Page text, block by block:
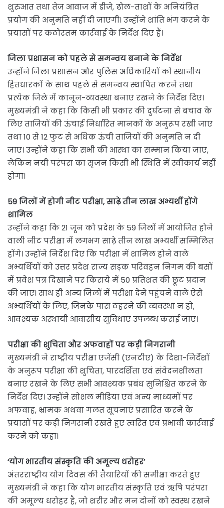
शुरुआत तथा तेज आवाज में डीजे, ढोल-ताशों के अनियंत्रित
प्रयोग की अनुमति नहीं दी जाएगी। उन्होंने शांति भंग करने के
प्रयासों पर कठोरतम कार्रवाई के निर्देश दिए हैं।
जिला प्रशासन को पहले से समन्वय बनाने के निर्देश
उन्होंने जिला प्रशासन और पुलिस अधिकारियों को स्थानीय
हितधारकों के साथ पहले से समन्वय स्थापित करने तथा
प्रत्येक जिले में कानून-व्यवस्था बनाए रखने के निर्देश दिए।
मुख्यमंत्री ने कहा कि किसी भी प्रकार की दुर्घटना से बचाव के
लिए ताजियों की ऊंचाई निर्धारित मानकों के अनुरूप रखी जाए
तथा 10 से 12 फुट से अधिक ऊंची ताजियों की अनुमति न दी
जाए। उन्होंने कहा कि सभी की आस्था का सम्मान किया जाए,
लेकिन नयी परंपरा का सृजन किसी भी स्थिति में स्वीकार्य नहीं
होगा।
59 जिलों में होगी नीट परीक्षा, साढ़े तीन लाख अभ्यर्थी होंगे
शामिल
उन्होंने कहा कि 21 जून को प्रदेश के 59 जिलों में आयोजित होने
वाली नीट परीक्षा में लगभग साढ़े तीन लाख अभ्यर्थी सम्मिलित
होंगे। उन्होंने निर्देश दिए कि परीक्षा में शामिल होने वाले
अभ्यर्थियों को उत्तर प्रदेश राज्य सड़क परिवहन निगम की बसों
में प्रवेश पत्र दिखाने पर किराये में 50 प्रतिशत की छूट प्रदान
की जाए। साथ ही अन्य जिलों में परीक्षा देने पहुंचने वाले ऐसे
अभ्यर्थियों के लिए, जिनके पास ठहरने की व्यवस्था न हो,
आवश्यक अस्थायी आवासीय सुविधाएं उपलब्ध कराई जाएं।
परीक्षा की शुचिता और अफवाहों पर कड़ी निगरानी
मुख्यमंत्री ने राष्ट्रीय परीक्षा एजेंसी (एनटीए) के दिशा-निर्देशों
के अनुरूप परीक्षा की शुचिता, पारदर्शिता एवं संवेदनशीलता
बनाए रखने के लिए सभी आवश्यक प्रबंध सुनिश्चित करने के
निर्देश दिए। उन्होंने सोशल मीडिया एवं अन्य माध्यमों पर
अफवाह, भ्रामक अथवा गलत सूचनाएं प्रसारित करने के
प्रयासों पर कड़ी निगरानी रखते हुए त्वरित एवं प्रभावी कार्रवाई
करने को कहा।
‘योग भारतीय संस्कृति की अमूल्य धरोहर’
अंतरराष्ट्रीय योग दिवस की तैयारियों की समीक्षा करते हुए
मुख्यमंत्री ने कहा कि योग भारतीय संस्कृति एवं ऋषि परंपरा
की अमूल्य धरोहर है, जो शरीर और मन दोनों को स्वस्थ रखने